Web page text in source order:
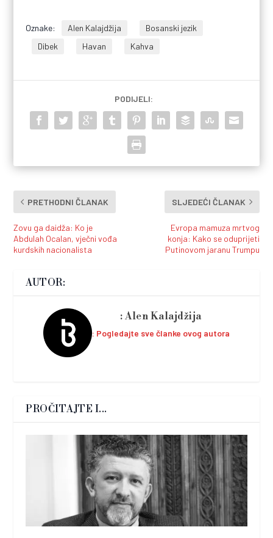
Oznake: Alen Kalajdžija
Bosanski jezik
Dibek
Havan Kahva
PODIJELI:
PRETHODNI ČLANAK
Zovu ga daidža: Ko je
Abdulah Ocalan, vječni vođa
kurdskih nacionalista
SLJEDEĆI ČLANAK
Evropa mamuza mrtvog
konja: Kako se oduprijeti
Putinovom jaranu Trumpu
AUTOR:
Alen Kalajdžija
Pogledajte sve članke ovog autora
PROČITAJTE I...